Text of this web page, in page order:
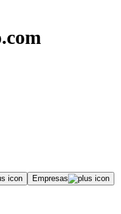
Empresas